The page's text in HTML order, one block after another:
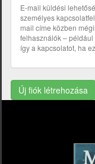
E-mail küldési
személyes
mail címe közben
felhasználók –
így a kapcsolatot, ha
Új fiók létrehozása